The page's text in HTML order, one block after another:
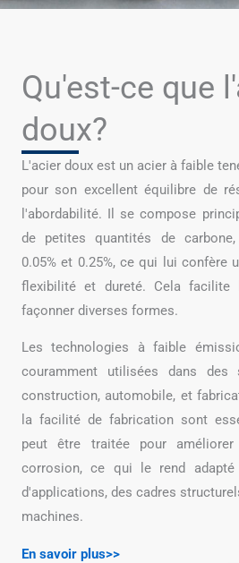
Qu'est-ce que
doux?
L'acier doux est un acier à faible
pour son excellent équilibre de
l'abordabilité. Il se compose
de petites quantités de carbone,
0.05% et 0.25%, ce qui lui confère
flexibilité et dureté. Cela facilite
façonner diverses formes.
Les technologies à faible
couramment utilisées dans des
construction, automobile, et
la facilité de fabrication sont
peut être traitée pour
corrosion, ce qui le rend adapté
d'applications, des cadres
machines.
En savoir plus>>